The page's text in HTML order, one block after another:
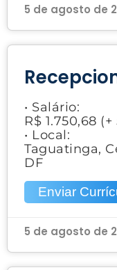
5 de agosto de
• Salário:
R$ 1.750,68
• Local:
Taguatinga,
DF
Enviar
5 de agosto de